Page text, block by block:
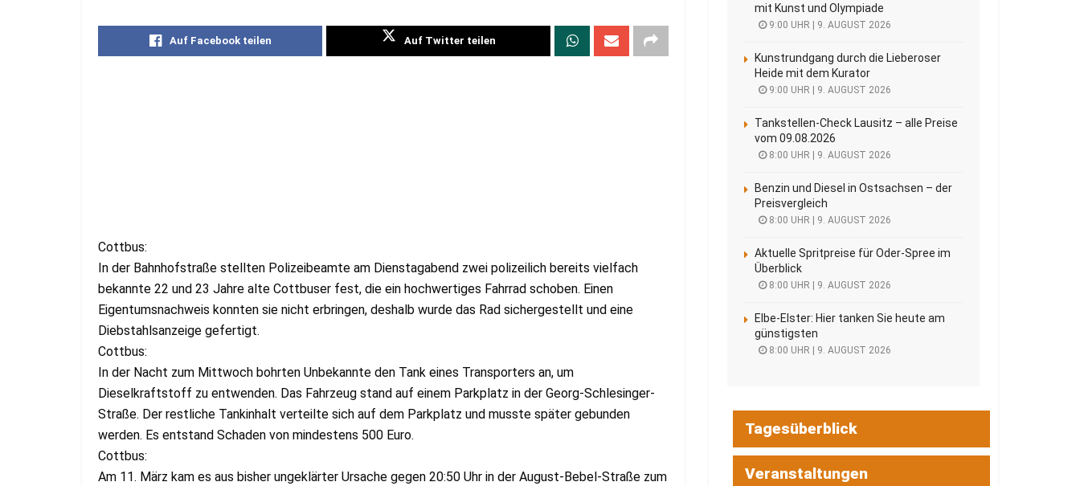
Auf Facebook teilen Auf Twitter teilen
Cottbus:
In der Bahnhofstraße stellten Polizeibeamte am Dienstagabend zwei polizeilich bereits vielfach
bekannte 22 und 23 Jahre alte Cottbuser fest, die ein hochwertiges Fahrrad schoben. Einen
Eigentumsnachweis konnten sie nicht erbringen, deshalb wurde das Rad sichergestellt und eine
Diebstahlsanzeige gefertigt.
Cottbus:
In der Nacht zum Mittwoch bohrten Unbekannte den Tank eines Transporters an, um
Dieselkraftstoff zu entwenden. Das Fahrzeug stand auf einem Parkplatz in der Georg-Schlesinger-
Straße. Der restliche Tankinhalt verteilte sich auf dem Parkplatz und musste später gebunden
werden. Es entstand Schaden von mindestens 500 Euro.
Cottbus:
Am 11. März kam es aus bisher ungeklärter Ursache gegen 20:50 Uhr in der August-Bebel-Straße zum
mit Kunst und Olympiade
9:00 UHR | 9. AUGUST 2026
Kunstrundgang durch die Lieberoser
Heide mit dem Kurator
9:00 UHR | 9. AUGUST 2026
Tankstellen-Check Lausitz – alle Preise
vom 09.08.2026
8:00 UHR | 9. AUGUST 2026
Benzin und Diesel in Ostsachsen – der
Preisvergleich
8:00 UHR | 9. AUGUST 2026
Aktuelle Spritpreise für Oder-Spree im
Überblick
8:00 UHR | 9. AUGUST 2026
Elbe-Elster: Hier tanken Sie heute am
günstigsten
8:00 UHR | 9. AUGUST 2026
Tagesüberblick
Veranstaltungen